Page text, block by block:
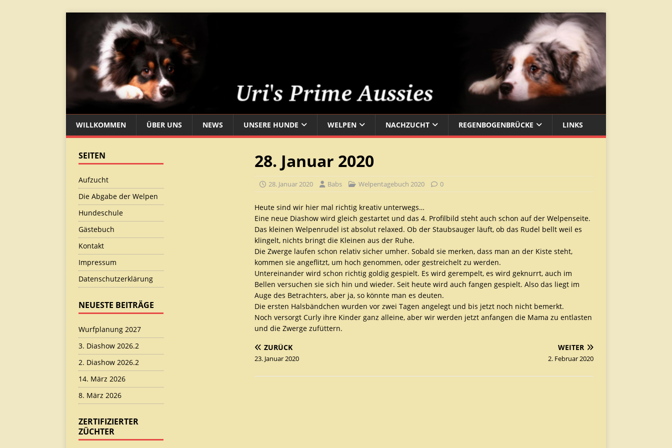
WILLKOMMEN ÜBER UNS NEWS UNSERE HUNDE WELPEN NACHZUCHT REGENBOGENBRÜCKE LINKS
28. Januar 2020
28. Januar 2020 Babs Welpentagebuch 2020 0
Heute sind wir hier mal richtig kreativ unterwegs…
Eine neue Diashow wird gleich gestartet und das 4. Profilbild steht auch schon auf der Welpenseite.
Das kleinen Welpenrudel ist absolut relaxed. Ob der Staubsauger läuft, ob das Rudel bellt weil es
klingelt, nichts bringt die Kleinen aus der Ruhe.
Die Zwerge laufen schon relativ sicher umher. Sobald sie merken, dass man an der Kiste steht,
kommen sie angeflitzt, um hoch genommen, oder gestreichelt zu werden.
Untereinander wird schon richtig goldig gespielt. Es wird gerempelt, es wird geknurrt, auch im
Bellen versuchen sie sich hin und wieder. Seit heute wird auch fangen gespielt. Also das liegt im
Auge des Betrachters, aber ja, so könnte man es deuten.
Die ersten Halsbändchen wurden vor zwei Tagen angelegt und bis jetzt noch nicht bemerkt.
Noch versorgt Curly ihre Kinder ganz alleine, aber wir werden jetzt anfangen die Mama zu entlasten
und die Zwerge zufüttern.
ZURÜCK
23. Januar 2020
WEITER
2. Februar 2020
SEITEN
Aufzucht
Die Abgabe der Welpen
Hundeschule
Gästebuch
Kontakt
Impressum
Datenschutzerklärung
NEUESTE BEITRÄGE
Wurfplanung 2027
3. Diashow 2026.2
2. Diashow 2026.2
14. März 2026
8. März 2026
ZERTIFIZIERTER
ZÜCHTER